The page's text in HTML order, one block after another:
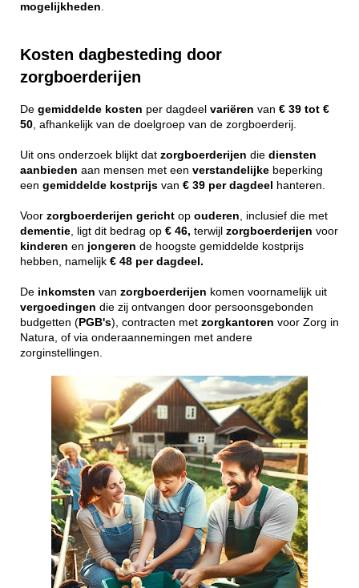
mogelijkheden.
Kosten dagbesteding door
zorgboerderijen
De gemiddelde kosten per dagdeel variëren van € 39 tot €
50 , afhankelijk van de doelgroep van de zorgboerderij.
Uit ons onderzoek blijkt dat zorgboerderijen die diensten
aanbieden aan mensen met een verstandelijke beperking
een gemiddelde kostprijs van € 39 per dagdeel hanteren.
Voor zorgboerderijen gericht op ouderen , inclusief die met
dementie , ligt dit bedrag op € 46, terwijl zorgboerderijen voor
kinderen en jongeren de hoogste gemiddelde kostprijs
hebben, namelijk € 48 per dagdeel.
De inkomsten van zorgboerderijen komen voornamelijk uit
vergoedingen die zij ontvangen door persoonsgebonden
budgetten ( PGB's), contracten met zorgkantoren voor Zorg in
Natura, of via onderaannemingen met andere
zorginstellingen.